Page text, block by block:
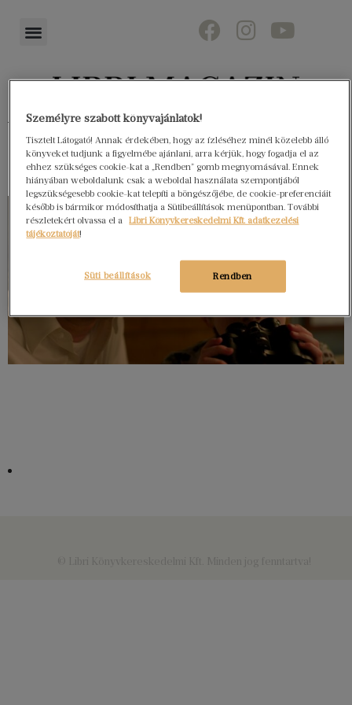
Könyvektől az olvasókig
Személyre szabott könyvajánlatok!
Tisztelt Látogató! Annak érdekében, hogy az ízléséhez minél közelebb álló
könyveket tudjunk a figyelmébe ajánlani, arra kérjük, hogy fogadja el az
ehhez szükséges cookie-kat a „Rendben” gomb megnyomásával. Ennek
hiányában weboldalunk csak a weboldal használata szempontjából
legszükségesebb cookie-kat telepíti a böngészőjébe, de cookie-preferenciáit
később is bármikor módosíthatja a Sütibeállítások menüpontban. További
részletekért olvassa el a
Libri Könyvkereskedelmi Kft. adatkezelési
tájékoztatóját!
Rendben
Süti beállítások